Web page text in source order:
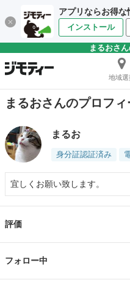
アプリならお得な
インストール
まるおさ
地域選
まるおさんのプロフ
まるお
身分証認証済み
宜しくお願い致します。
評価
フォロー中